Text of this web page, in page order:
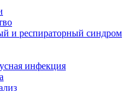
и респираторный синдром
инфекция